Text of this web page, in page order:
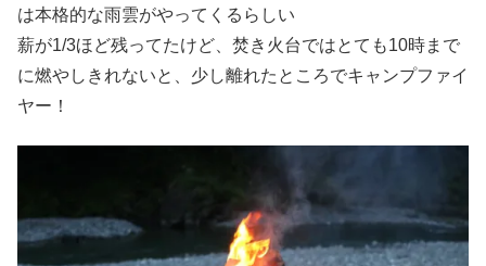
は本格的な雨雲がやってくるらしい
薪が1/3ほど残ってたけど、焚き火台ではとても10時まで
に燃やしきれないと、少し離れたところでキャンプファイ
ヤー！